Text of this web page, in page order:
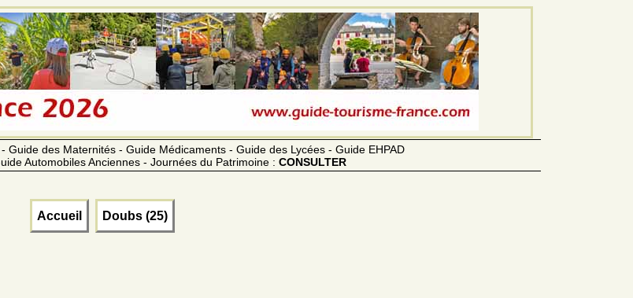
des Maternités - Guide Médicaments - Guide des Lycées - Guide EHPAD
Automobiles Anciennes - Journées du Patrimoine : CONSULTER
Accueil Doubs (25)